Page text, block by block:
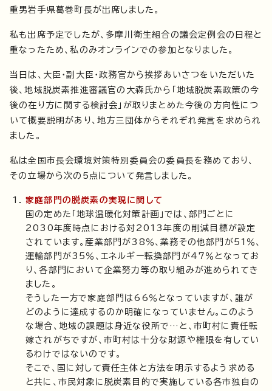
重男岩手県葛巻町長が出席しました。
私も出席予定でしたが、多摩川衛生組合の議会定例会の日程と
重なったため、私のみオンラインでの参加となりました。
当日は、大臣・副大臣・政務官から挨拶あいさつをいただいた
後、地域脱炭素推進審議官の大森氏から「地域脱炭素政策の今
後の在り方に関する検討会」が取りまとめた今後の方向性につ
いて概要説明があり、地方三団体からそれぞれ発言を求められ
ました。
私は全国市長会環境対策特別委員会の委員長を務めており、
その立場から次の5点について発言しました。
家庭部門の脱炭素の実現に関して
国の定めた「地球温暖化対策計画」では、部門ごとに
2030年度時点における対2013年度の削減目標が設定
されています。産業部門が38％、業務その他部門が51％、
運輸部門が35％、エネルギー転換部門が47％となってお
り、各部門において企業努力等の取り組みが進められてき
ました。
そうした一方で家庭部門は66％となっていますが、誰が
どのように達成するのか明確になっていません。このよう
な場合、地域の課題は身近な役所で…と、市町村に責任転
嫁されがちですが、市町村は十分な財源や権限を有してい
るわけではないのです。
そこで、国に対して責任主体と方法を明示するよう求める
と共に、市民対象に脱炭素目的で実施している各市独自の